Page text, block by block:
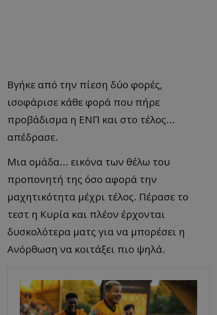
Βγήκε από την πίεση δύο φορές,
ισοφάρισε κάθε φορά που πήρε
προβάδισμα η ΕΝΠ και στο τέλος...
απέδρασε.
Μια ομάδα... εικόνα των θέλω του
προπονητή της όσο αφορά την
μαχητικότητα μέχρι τέλος. Πέρασε το
τεστ η Κυρία και πλέον έρχονται
δυσκολότερα ματς για να μπορέσει η
Ανόρθωση να κοιτάξει πιο ψηλά.